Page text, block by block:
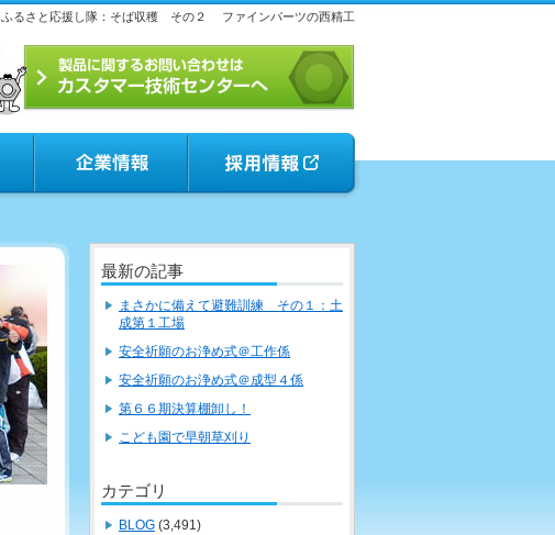
ふるさと応援し隊：そば収穫 その２ ファインパーツの西精工
最新の記事
まさかに備えて避難訓練 その１：土
成第１工場
安全祈願のお浄め式＠工作係
安全祈願のお浄め式＠成型４係
第６６期決算棚卸し！
こども園で早朝草刈り
カテゴリ
BLOG (3,491)